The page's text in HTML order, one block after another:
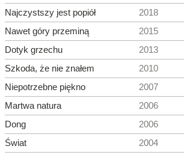
Najczystszy jest popiół
2018
Nawet góry przeminą
2015
Dotyk grzechu
2013
Szkoda, że nie znałem
2010
Niepotrzebne piękno
2007
Martwa natura
2006
Dong
2006
Świat
2004